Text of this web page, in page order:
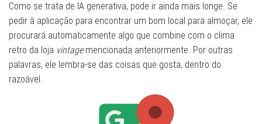
Como se trata de IA generativa, pode ir ainda mais longe. Se
pedir à aplicação para encontrar um bom local para almoçar, ele
procurará automaticamente algo que combine com o clima
retro da loja vintage mencionada anteriormente. Por outras
palavras, ele lembra-se das coisas que gosta, dentro do
razoável.